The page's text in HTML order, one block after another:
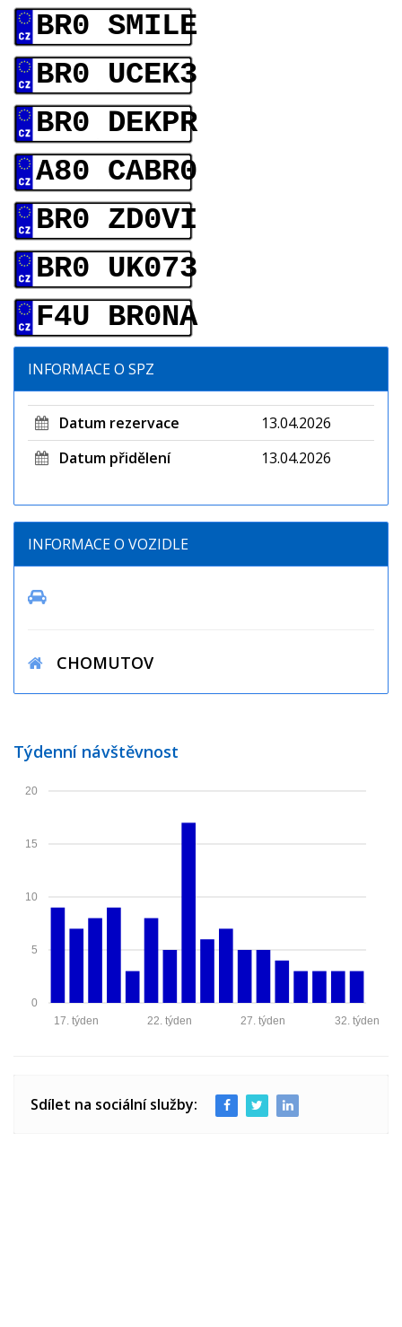
BR0 SMILE
BR0 UCEK3
BR0 DEKPR
A80 CABR0
BR0 ZD0VI
BR0 UK073
F4U BR0NA
INFORMACE O SPZ
Datum rezervace
13.04.2026
Datum přidělení
13.04.2026
INFORMACE O VOZIDLE
CHOMUTOV
Týdenní návštěvnost
0
5
10
15
20
32. týden
27. týden
22. týden
17. týden
Sdílet na sociální služby: